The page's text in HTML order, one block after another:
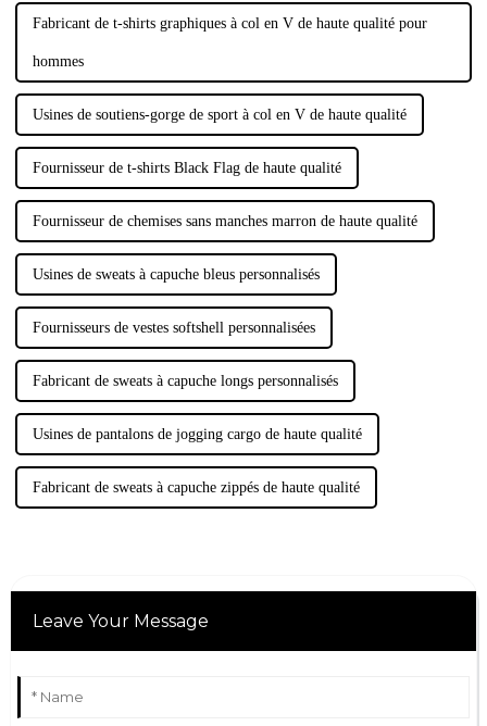
Fabricant de t-shirts graphiques à col en V de haute qualité pour
hommes
Usines de soutiens-gorge de sport à col en V de haute qualité
Fournisseur de t-shirts Black Flag de haute qualité
Fournisseur de chemises sans manches marron de haute qualité
Usines de sweats à capuche bleus personnalisés
Fournisseurs de vestes softshell personnalisées
Fabricant de sweats à capuche longs personnalisés
Usines de pantalons de jogging cargo de haute qualité
Fabricant de sweats à capuche zippés de haute qualité
Leave Your Message